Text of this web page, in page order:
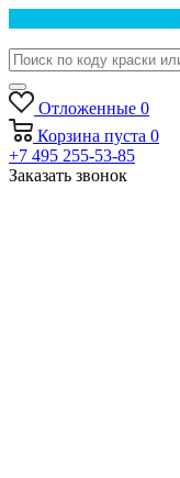
Отложенные 0
Корзина пуста 0
+7 495 255-53-85
Заказать звонок